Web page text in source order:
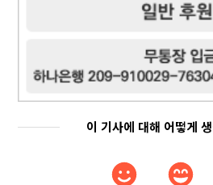
이 기사에 대해 어떻게